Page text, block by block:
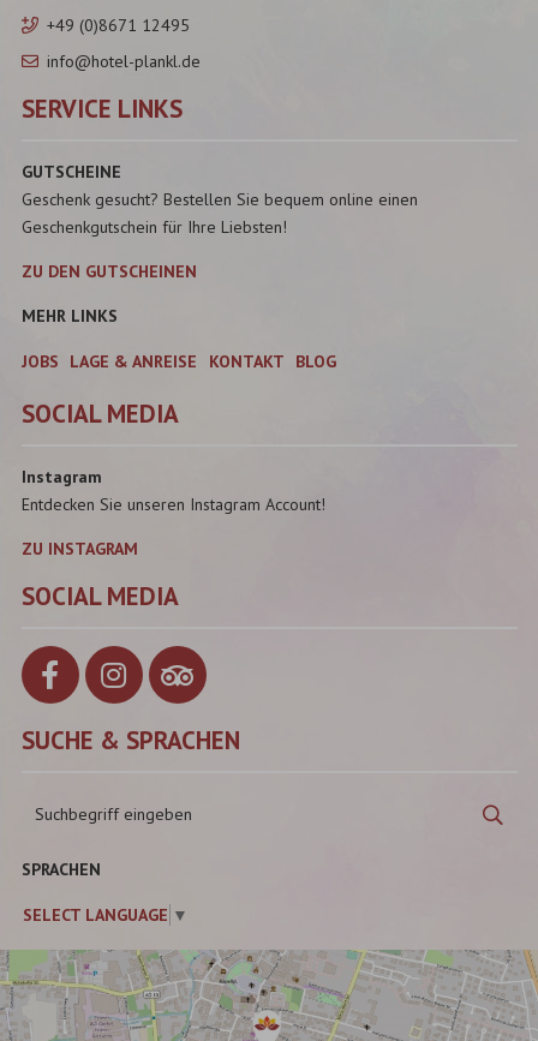
+49 (0)8671 12495
info@hotel-plankl.de
SERVICE LINKS
GUTSCHEINE
Geschenk gesucht? Bestellen Sie bequem online einen
Geschenkgutschein für Ihre Liebsten!
ZU DEN GUTSCHEINEN
MEHR LINKS
JOBS LAGE & ANREISE KONTAKT BLOG
SOCIAL MEDIA
Instagram
Entdecken Sie unseren Instagram Account!
ZU INSTAGRAM
SOCIAL MEDIA
SUCHE & SPRACHEN
SPRACHEN
SELECT LANGUAGE ▼